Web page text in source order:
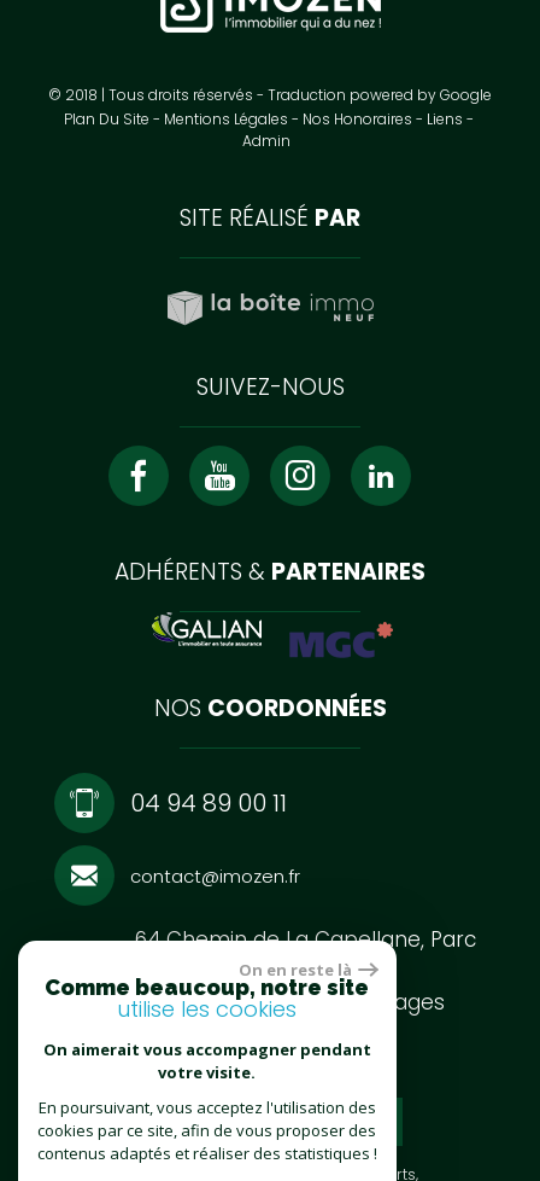
© 2018 | Tous droits réservés - Traduction powered by Google
Plan Du Site
Mentions Légales Nos Honoraires
Liens
Admin
SITE RÉALISÉ PAR
SUIVEZ-NOUS
ADHÉRENTS & PARTENAIRES
NOS COORDONNÉES
04 94 89 00 11
contact@imozen.fr
64 Chemin de La Capellane, Parc
Burotel,
83140 Six-Fours-Les-Plages
Site internet compatible multi-supports,
espace
proprietaire
On en reste là
Comme beaucoup, notre site
utilise les cookies
On aimerait vous accompagner pendant
votre visite.
En poursuivant, vous acceptez l'utilisation des
cookies par ce site, afin de vous proposer des
contenus adaptés et réaliser des statistiques !